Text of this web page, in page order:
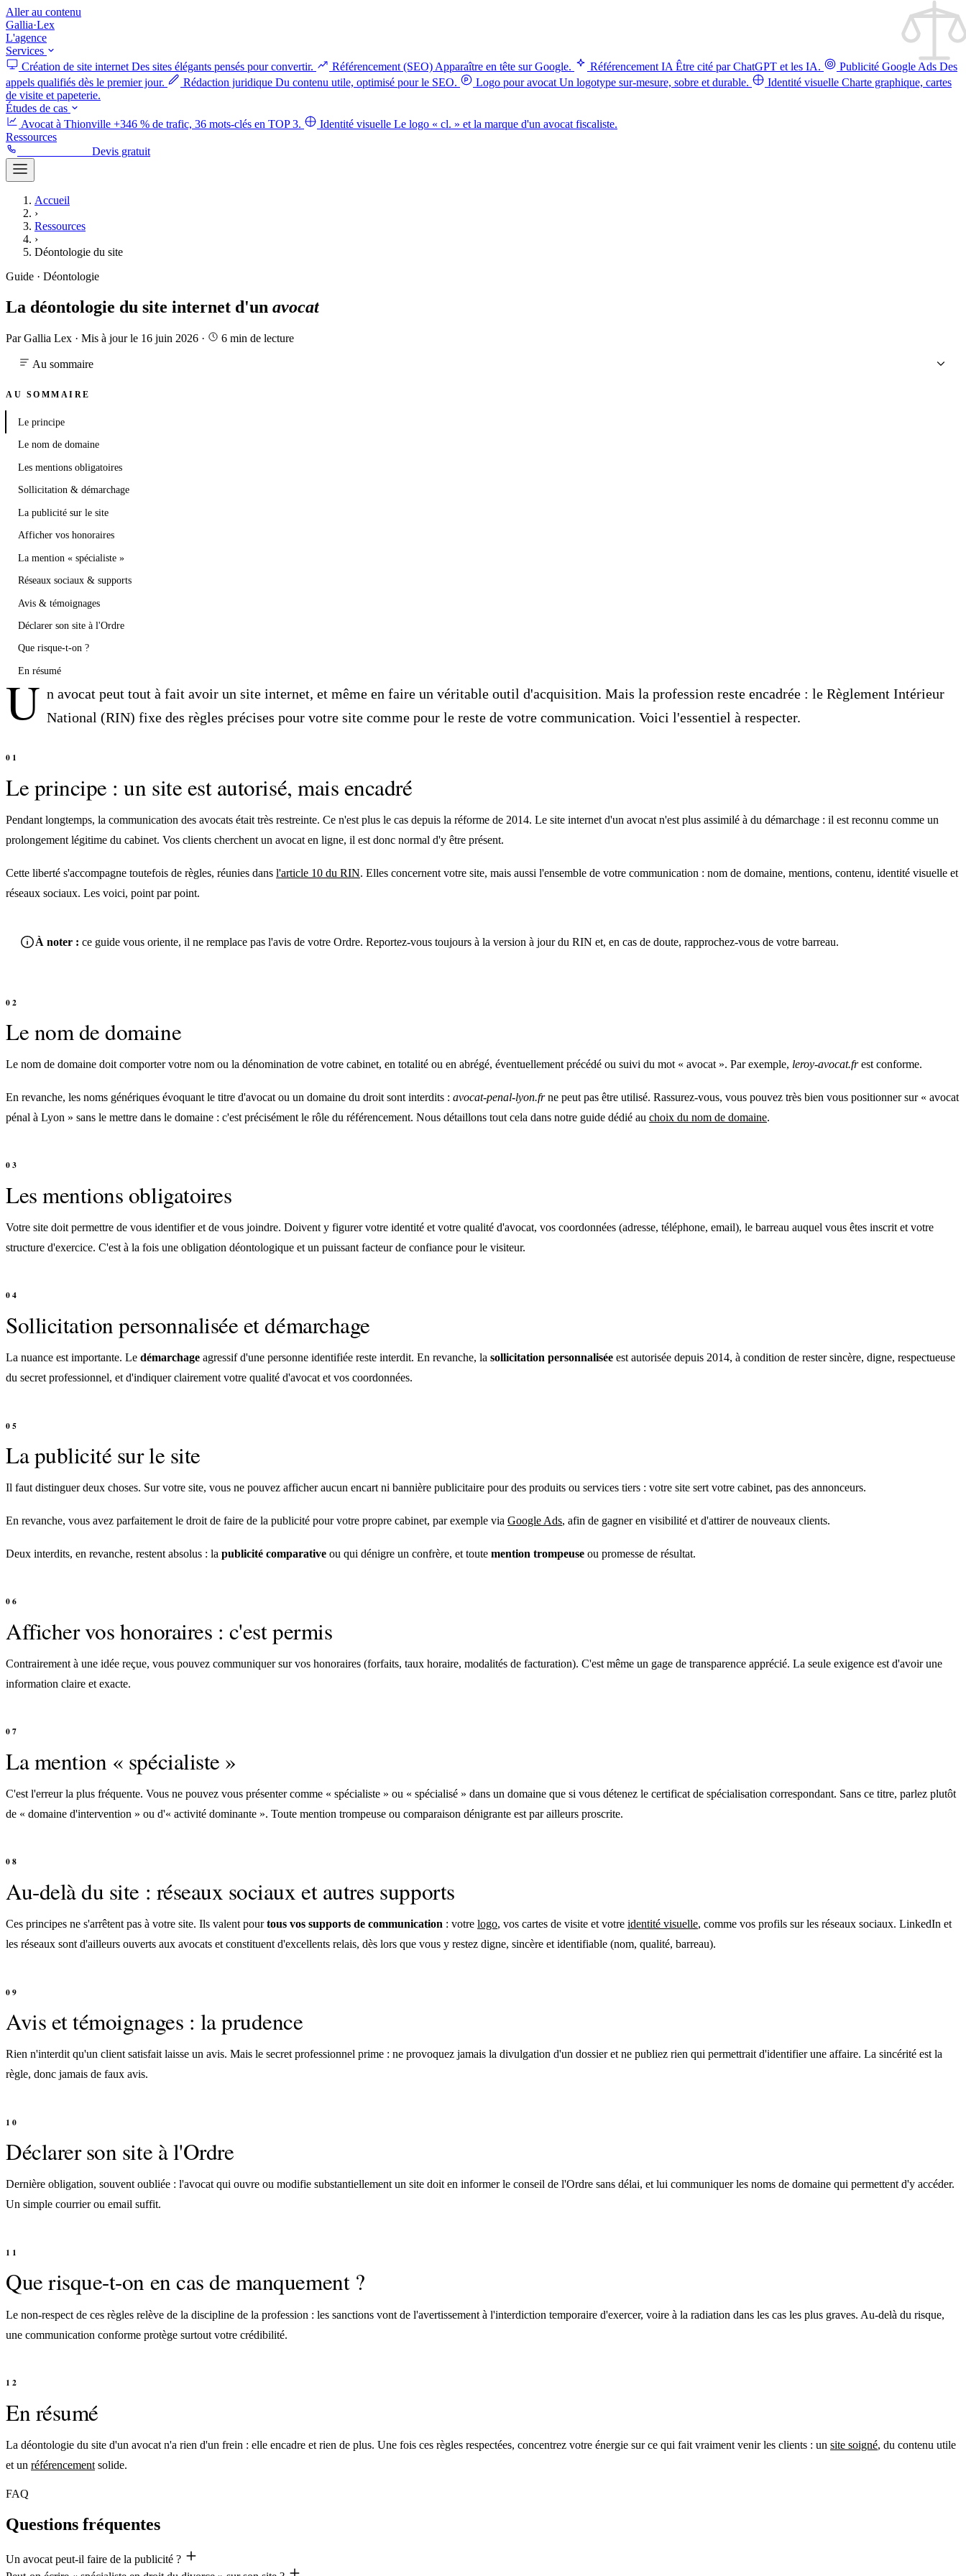
Aller au contenu
Gallia·Lex
L'agence
Services
Création de site internet Des sites élégants pensés pour convertir. Référencement (SEO) Apparaître en tête sur Google. Référencement IA Être cité par ChatGPT et les IA. Publicité Google Ads Des
appels qualifiés dès le premier jour.
Rédaction juridique Du contenu utile, optimisé pour le SEO. Logo pour avocat Un logotype sur-mesure, sobre et durable. Identité visuelle Charte graphique, cartes
de visite et papeterie.
Études de cas
Avocat à Thionville +346 % de trafic, 36 mots-clés en TOP 3. Identité visuelle Le logo « cl. » et la marque d'un avocat fiscaliste.
Ressources
Devis gratuit
Accueil
›
Ressources
›
Déontologie du site
Guide · Déontologie
La déontologie du site internet d'un avocat
Par Gallia Lex · Mis à jour le 16 juin 2026 · 6 min de lecture
Au sommaire
AU SOMMAIRE
Le principe
Le nom de domaine
Les mentions obligatoires
Sollicitation & démarchage
La publicité sur le site
Afficher vos honoraires
La mention « spécialiste »
Réseaux sociaux & supports
Avis & témoignages
Déclarer son site à l'Ordre
Que risque-t-on ?
En résumé
U n avocat peut tout à fait avoir un site internet, et même en faire un véritable outil d'acquisition. Mais la profession reste encadrée : le Règlement Intérieur
National (RIN) fixe des règles précises pour votre site comme pour le reste de votre communication. Voici l'essentiel à respecter.
Le principe : un site est autorisé, mais encadré
Pendant longtemps, la communication des avocats était très restreinte. Ce n'est plus le cas depuis la réforme de 2014. Le site internet d'un avocat n'est plus assimilé à du démarchage : il est reconnu comme un
prolongement légitime du cabinet. Vos clients cherchent un avocat en ligne, il est donc normal d'y être présent.
Cette liberté s'accompagne toutefois de règles, réunies dans l'article 10 du RIN. Elles concernent votre site, mais aussi l'ensemble de votre communication : nom de domaine, mentions, contenu, identité visuelle et
réseaux sociaux. Les voici, point par point.
À noter : ce guide vous oriente, il ne remplace pas l'avis de votre Ordre. Reportez-vous toujours à la version à jour du RIN et, en cas de doute, rapprochez-vous de votre barreau.
Le nom de domaine
Le nom de domaine doit comporter votre nom ou la dénomination de votre cabinet, en totalité ou en abrégé, éventuellement précédé ou suivi du mot « avocat ». Par exemple, leroy-avocat.frest conforme.
En revanche, les noms génériques évoquant le titre d'avocat ou un domaine du droit sont interdits : avocat-penal-lyon.frne peut pas être utilisé. Rassurez-vous, vous pouvez très bien vous positionner sur « avocat
pénal à Lyon » sans le mettre dans le domaine : c'est précisément le rôle du référencement. Nous détaillons tout cela dans notre guide dédié au choix du nom de domaine.
Les mentions obligatoires
Votre site doit permettre de vous identifier et de vous joindre. Doivent y figurer votre identité et votre qualité d'avocat, vos coordonnées (adresse, téléphone, email), le barreau auquel vous êtes inscrit et votre
structure d'exercice. C'est à la fois une obligation déontologique et un puissant facteur de confiance pour le visiteur.
Sollicitation personnalisée et démarchage
La nuance est importante. Le démarchage agressif d'une personne identifiée reste interdit. En revanche, la sollicitation personnalisée est autorisée depuis 2014, à condition de rester sincère, digne, respectueuse
du secret professionnel, et d'indiquer clairement votre qualité d'avocat et vos coordonnées.
La publicité sur le site
Il faut distinguer deux choses. Sur votre site, vous ne pouvez afficher aucun encart ni bannière publicitaire pour des produits ou services tiers : votre site sert votre cabinet, pas des annonceurs.
En revanche, vous avez parfaitement le droit de faire de la publicité pour votre propre cabinet, par exemple via Google Ads, afin de gagner en visibilité et d'attirer de nouveaux clients.
Deux interdits, en revanche, restent absolus : la publicité comparative ou qui dénigre un confrère, et toute mention trompeuse ou promesse de résultat.
Afficher vos honoraires : c'est permis
Contrairement à une idée reçue, vous pouvez communiquer sur vos honoraires (forfaits, taux horaire, modalités de facturation). C'est même un gage de transparence apprécié. La seule exigence est d'avoir une
information claire et exacte.
La mention « spécialiste »
C'est l'erreur la plus fréquente. Vous ne pouvez vous présenter comme « spécialiste » ou « spécialisé » dans un domaine que si vous détenez le certificat de spécialisation correspondant. Sans ce titre, parlez plutôt
de « domaine d'intervention » ou d'« activité dominante ». Toute mention trompeuse ou comparaison dénigrante est par ailleurs proscrite.
Au-delà du site : réseaux sociaux et autres supports
Ces principes ne s'arrêtent pas à votre site. Ils valent pourtous vos supports de communication : votre logo, vos cartes de visite et votre identité visuelle, comme vos profils sur les réseaux sociaux. LinkedIn et
les réseaux sont d'ailleurs ouverts aux avocats et constituent d'excellents relais, dès lors que vous y restez digne, sincère et identifiable (nom, qualité, barreau).
Avis et témoignages : la prudence
Rien n'interdit qu'un client satisfait laisse un avis. Mais le secret professionnel prime : ne provoquez jamais la divulgation d'un dossier et ne publiez rien qui permettrait d'identifier une affaire. La sincérité est la
règle, donc jamais de faux avis.
Déclarer son site à l'Ordre
Dernière obligation, souvent oubliée : l'avocat qui ouvre ou modifie substantiellement un site doit en informer le conseil de l'Ordre sans délai, et lui communiquer les noms de domaine qui permettent d'y accéder.
Un simple courrier ou email suffit.
Que risque-t-on en cas de manquement ?
Le non-respect de ces règles relève de la discipline de la profession : les sanctions vont de l'avertissement à l'interdiction temporaire d'exercer, voire à la radiation dans les cas les plus graves. Au-delà du risque,
une communication conforme protège surtout votre crédibilité.
En résumé
La déontologie du site d'un avocat n'a rien d'un frein : elle encadre et rien de plus. Une fois ces règles respectées, concentrez votre énergie sur ce qui fait vraiment venir les clients : un site soigné, du contenu utile
et un référencement solide.
FAQ
Questions fréquentes
Un avocat peut-il faire de la publicité ?